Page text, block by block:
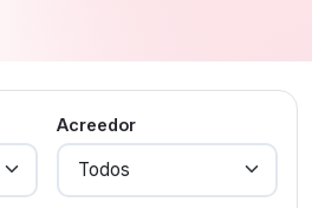
Acreedor